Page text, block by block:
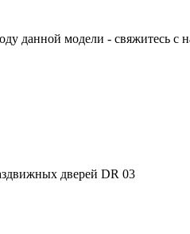
данной модели - свяжитесь с
дверей DR 03